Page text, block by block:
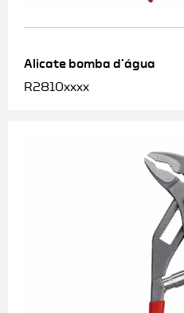
Alicate bomba d’água
R2810xxxx